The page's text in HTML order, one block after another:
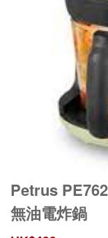
Petrus
無油電炸鍋